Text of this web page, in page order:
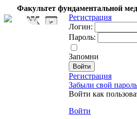
Факультет фундаментальной
Регистрация
Логин:
Пароль:
Запомни
Регистрация
Забыли свой
Войти как
Войти